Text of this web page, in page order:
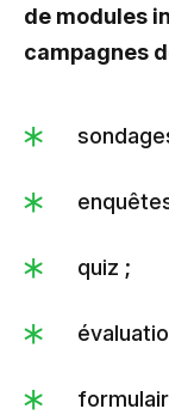
de modules
campagnes
quiz ;